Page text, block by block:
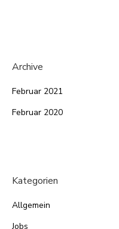
Archive
Februar 2021
Februar 2020
Kategorien
Allgemein
Jobs